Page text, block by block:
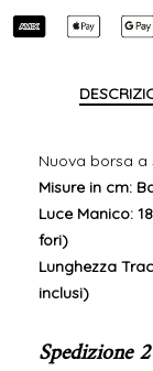
Nuova borsa
Misure in cm:
Luce Manico:
fori)
Lunghezza
inclusi)
Spedizione